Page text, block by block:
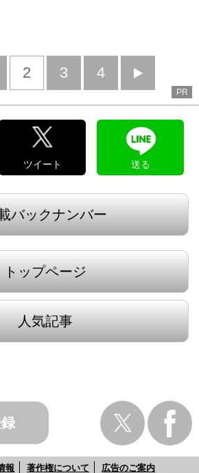
2 3 4
へ
PR
ツイート 送る
バックナンバー
トップページ
人気記事
報 著作権について 広告のご案内